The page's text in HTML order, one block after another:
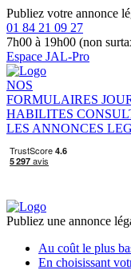
Publiez votre annonce
01 84 21 09 27
7h00 à 19h00 (non
Espace JAL-Pro
NOS
FORMULAIRES
HABILITES
LES ANNONCES
Publiez une annonce
Au coût le plus
En choisissant